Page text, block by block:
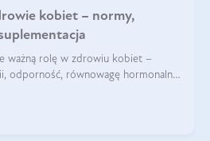
kobiet – normy,
ważną rolę w zdrowiu kobiet –
odporność, równowagę hormonalną
z